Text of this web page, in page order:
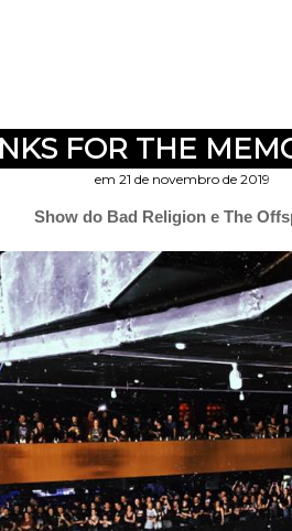
FOR THE
em 21 de novembro de 2019
Show do Bad Religion e The